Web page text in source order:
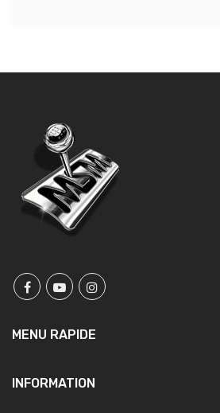
MENU RAPIDE
INFORMATION